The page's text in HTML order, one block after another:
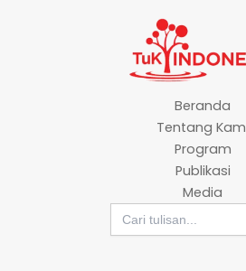
Beranda
Tentang
Program
Publikasi
Media
Search
for: